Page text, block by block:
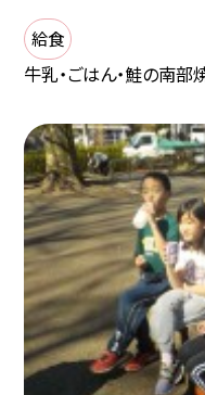
給食
牛乳・ごはん・鮭の南部